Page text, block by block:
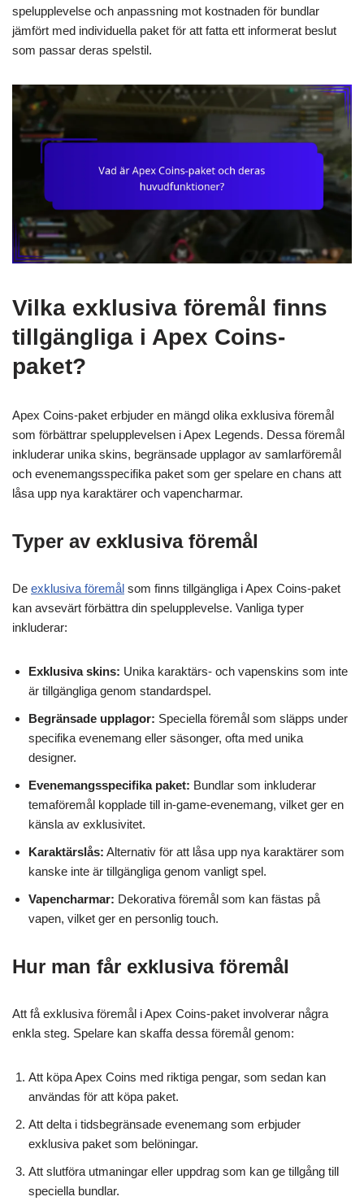
spelupplevelse och anpassning mot kostnaden för bundlar
jämfört med individuella paket för att fatta ett informerat beslut
som passar deras spelstil.
Vilka exklusiva föremål finns
tillgängliga i Apex Coins-
paket?
Apex Coins-paket erbjuder en mängd olika exklusiva föremål
som förbättrar spelupplevelsen i Apex Legends. Dessa föremål
inkluderar unika skins, begränsade upplagor av samlarföremål
och evenemangsspecifika paket som ger spelare en chans att
låsa upp nya karaktärer och vapencharmar.
Typer av exklusiva föremål
De exklusiva föremål som finns tillgängliga i Apex Coins-paket
kan avsevärt förbättra din spelupplevelse. Vanliga typer
inkluderar:
Exklusiva skins: Unika karaktärs- och vapenskins som inte
är tillgängliga genom standardspel.
Begränsade upplagor: Speciella föremål som släpps under
specifika evenemang eller säsonger, ofta med unika
designer.
Evenemangsspecifika paket: Bundlar som inkluderar
temaföremål kopplade till in-game-evenemang, vilket ger en
känsla av exklusivitet.
Karaktärslås: Alternativ för att låsa upp nya karaktärer som
kanske inte är tillgängliga genom vanligt spel.
Vapencharmar: Dekorativa föremål som kan fästas på
vapen, vilket ger en personlig touch.
Hur man får exklusiva föremål
Att få exklusiva föremål i Apex Coins-paket involverar några
enkla steg. Spelare kan skaffa dessa föremål genom:
Att köpa Apex Coins med riktiga pengar, som sedan kan
användas för att köpa paket.
Att delta i tidsbegränsade evenemang som erbjuder
exklusiva paket som belöningar.
Att slutföra utmaningar eller uppdrag som kan ge tillgång till
speciella bundlar.